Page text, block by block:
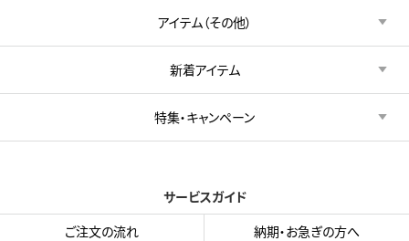
アイテム（その他）
新着アイテム
特集・キャンペーン
サービスガイド
ご注文の流れ
納期・お急ぎの方へ